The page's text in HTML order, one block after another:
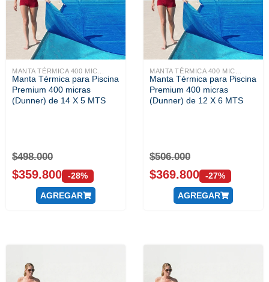
MANTA TÉRMICA 400 MIC...
Manta Térmica para Piscina
Premium 400 micras
(Dunner) de 14 X 5 MTS
$498.000
$359.800 -28%
AGREGAR
MANTA TÉRMICA 400 MIC...
Manta Térmica para Piscina
Premium 400 micras
(Dunner) de 12 X 6 MTS
$506.000
$369.800 -27%
AGREGAR